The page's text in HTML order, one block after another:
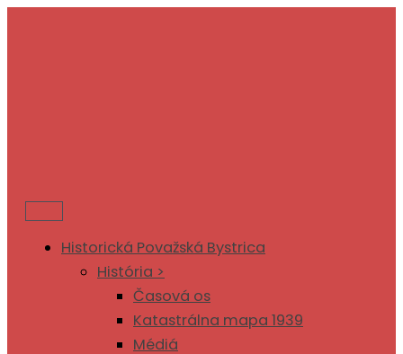
Historická Považská Bystrica
História >
Časová os
Katastrálna mapa 1939
Médiá